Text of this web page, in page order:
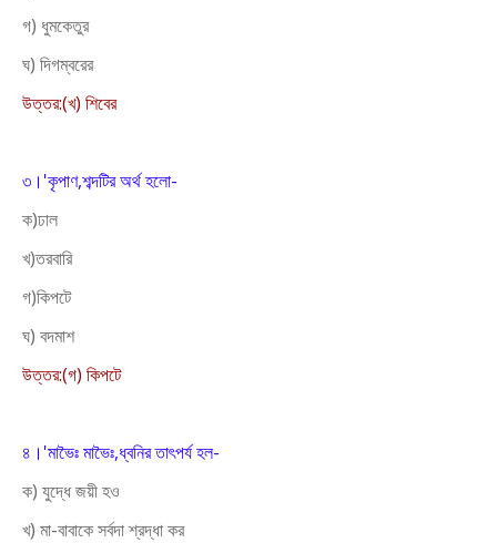
গ) ধুমকেতুর
ঘ) দিগম্বরের
উত্তর:(খ) শিবের
৩।'কৃপাণ,শব্দটির অর্থ হলো-
ক)ঢাল
খ)তরবারি
গ)কিপটে
ঘ) বদমাশ
উত্তর:(গ) কিপটে
৪।'মাভৈঃ মাভৈঃ,ধ্বনির তাৎপর্য হল-
ক) যুদ্ধে জয়ী হও
খ) মা-বাবাকে সর্বদা শ্রদ্ধা কর